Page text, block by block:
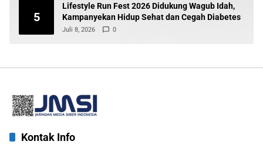
5
Lifestyle Run Fest 2026 Didukung Wagub Idah,
Kampanyekan Hidup Sehat dan Cegah Diabetes
Juli 8, 2026 0
Kontak Info